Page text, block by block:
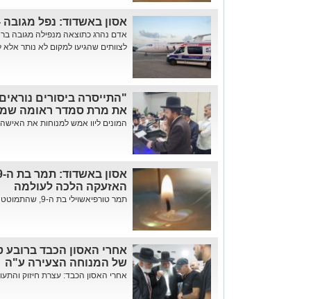
אסון באשדוד: נפל מגובה
אדם נהרג כתוצאה מנפילה מגובה
לצוותים שהגיעו למקום לא נותר אלא
"התייסרה ביסורים
את מרת סמדר ראומה
המונים ליוו אמש למנוחות את
האזעקה הלכה לעולמה
תמר טורפיאשוילי בת ה-9, שהתמוטטה במהלך אזעקה ביום שישי שעבר ...
אחרי האסון הכבד
של המנוחה הצעירה ע"ה
אחרי האסון הכבד: עצרת חיזוק